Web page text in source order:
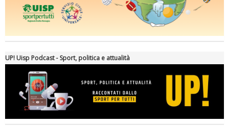
Ddl Lobby, Uisp: “Il Parlamento valorizzi le nostre specificità"
UP! Uisp Podcast - Sport, politica e attualità